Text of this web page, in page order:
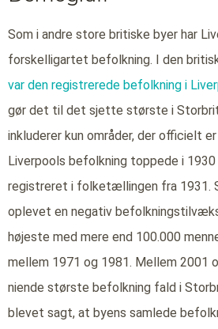
Som i andre store britiske byer har
forskelligartet befolkning. I den
var den registrerede befolkning i
gør det til det sjette største i
inkluderer kun områder, der officielt
Liverpools befolkning toppede i 1930
registreret i folketællingen fra 1931.
oplevet en negativ
højeste med mere end 100.000
mellem 1971 og 1981. Mellem 2001
niende største befolkning fald i
blevet sagt, at byens samlede